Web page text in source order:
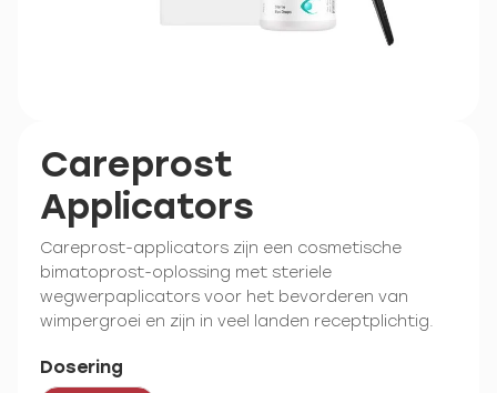
Careprost
Applicators
Careprost-applicators zijn een cosmetische
bimatoprost-oplossing met steriele
wegwerpaplicators voor het bevorderen van
wimpergroei en zijn in veel landen receptplichtig.
Dosering